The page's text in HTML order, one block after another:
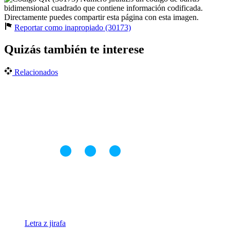
bidimensional cuadrado que contiene información codificada.
Directamente puedes compartir esta página con esta imagen.
Reportar como inapropiado (30173)
Quizás también te interese
Relacionados
Letra z jirafa